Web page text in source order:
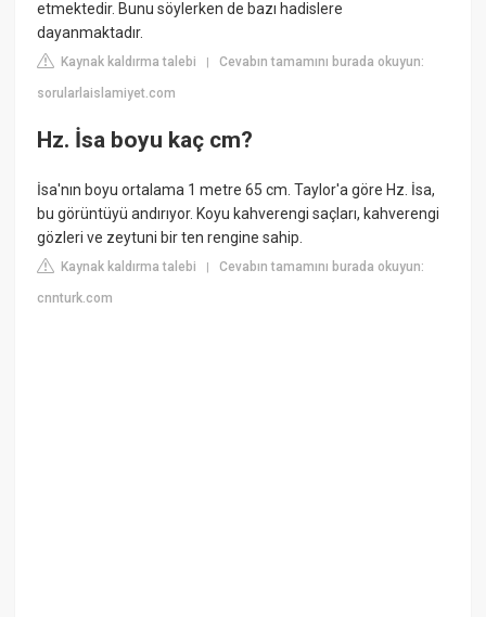
etmektedir. Bunu söylerken de bazı hadislere
dayanmaktadır.
Kaynak kaldırma talebi |Cevabın tamamını burada okuyun:
sorularlaislamiyet.com
Hz. İsa boyu kaç cm?
İsa'nın boyu ortalama 1 metre 65 cm. Taylor'a göre Hz. İsa,
bu görüntüyü andırıyor. Koyu kahverengi saçları, kahverengi
gözleri ve zeytuni bir ten rengine sahip.
Kaynak kaldırma talebi |Cevabın tamamını burada okuyun:
cnnturk.com